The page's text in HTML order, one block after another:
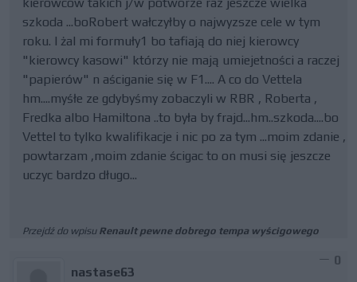
szkoda ...boRobert wałczyłby o najwyzsze cele w tym
roku. I żal mi formuły1 bo tafiają do niej kierowcy
"kierowcy kasowi" którzy nie mają umiejetności a raczej
"papierów" n aściganie się w F1.... A co do Vettela
hm....myśłe ze gdybyśmy zobaczyli w RBR , Roberta ,
Fredka albo Hamiltona ..to była by frajd...hm..szkoda....bo
Vettel to tylko kwalifikacje i nic po za tym ...moim zdanie ,
powtarzam ,moim zdanie ścigac to on musi się jeszcze
uczyc bardzo długo...
Przejdź do wpisu Renault pewne dobrego tempa wyścigowego
nastase63
0